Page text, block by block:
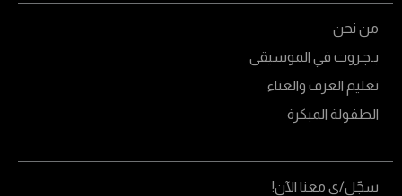
من نحن
بـﭼـروت في الموسيقى
تعليم العزف والغناء
الطفولة المبكرة
سجّل/ي معنا الآن!